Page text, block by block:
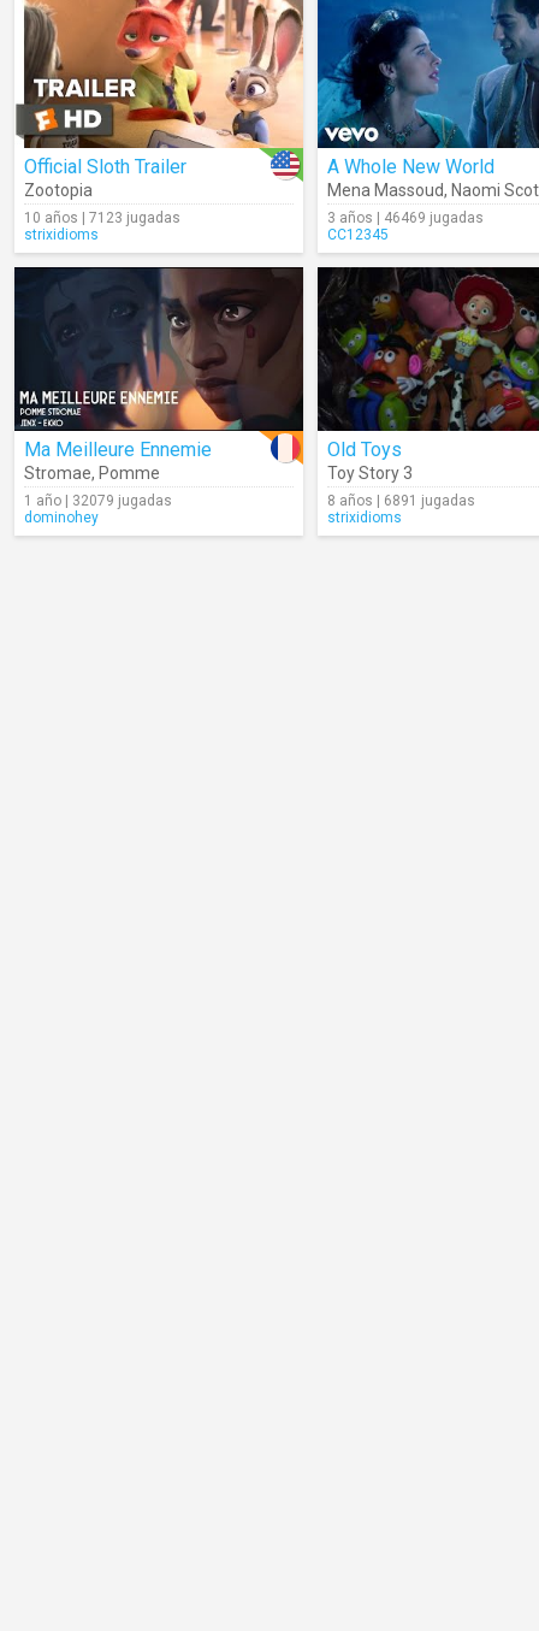
Official Sloth Trailer
Zootopia
10 años | 7123 jugadas
strixidioms
A Whole New World
Mena Massoud, Naomi
3 años | 46469 jugadas
CC12345
Ma Meilleure Ennemie
Stromae, Pomme
1 año | 32079 jugadas
dominohey
Old Toys
Toy Story 3
8 años | 6891 jugadas
strixidioms